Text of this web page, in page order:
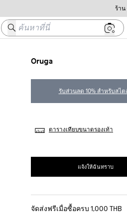
ร้าน
ค้นหาที่นี่
Oruga
รับส่วนลด 10% สำหรับสไ
ตารางเทียบขนาดรองเท้า
แจ้งให้ฉันทราบ
จัดส่งฟรีเมื่อซื้อครบ 1,000 THB